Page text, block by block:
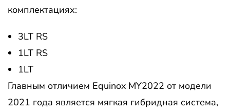
комплектациях:
3LT RS
1LT RS
1LT
Главным отличием Equinox MY2022 от модели
2021 года является мягкая гибридная система,